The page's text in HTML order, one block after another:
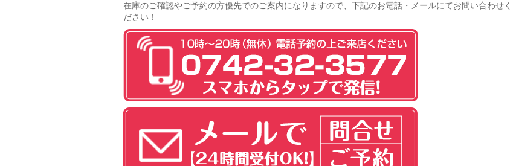
在庫のご確認やご予約の方優先でのご案内になりますので、下記のお電話・メールにてお問い合わせく
ださい！